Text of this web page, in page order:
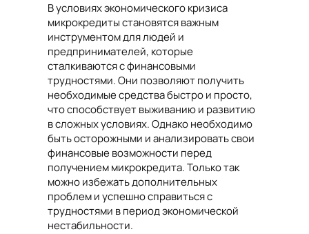
В условиях экономического кризиса
микрокредиты становятся важным
инструментом для людей и
предпринимателей, которые
сталкиваются с финансовыми
трудностями. Они позволяют получить
необходимые средства быстро и просто,
что способствует выживанию и развитию
в сложных условиях. Однако необходимо
быть осторожными и анализировать свои
финансовые возможности перед
получением микрокредита. Только так
можно избежать дополнительных
проблем и успешно справиться с
трудностями в период экономической
нестабильности.